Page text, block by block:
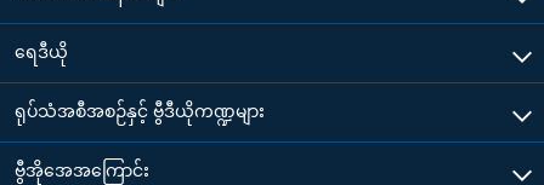
ရေဒီယို
ရုပ်သံအစီအစဉ်နှင့် ဗွီဒီယိုကဏ္ဍများ
ဗွီအိုအေအကြောင်း